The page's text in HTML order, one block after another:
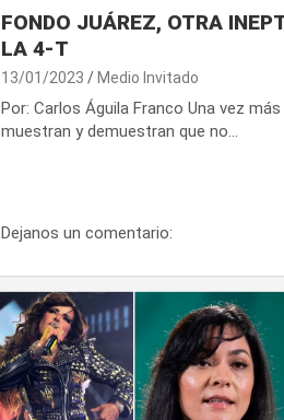
FONDO JUÁREZ, OTRA
LA 4-T
13/01/2023 Medio Invitado
Por: Carlos Águila Franco Una vez
muestran y demuestran que no…
Dejanos un comentario: